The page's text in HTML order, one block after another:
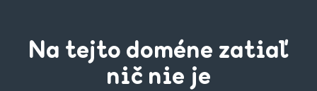
Na tejto doméne zatiaľ
nič nie je